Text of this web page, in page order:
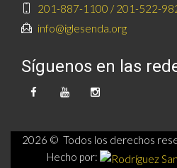
201-887-1100 / 201-522-
info@iglesenda.org
Síguenos en las
2026 © Todos los derechos
Hecho por: